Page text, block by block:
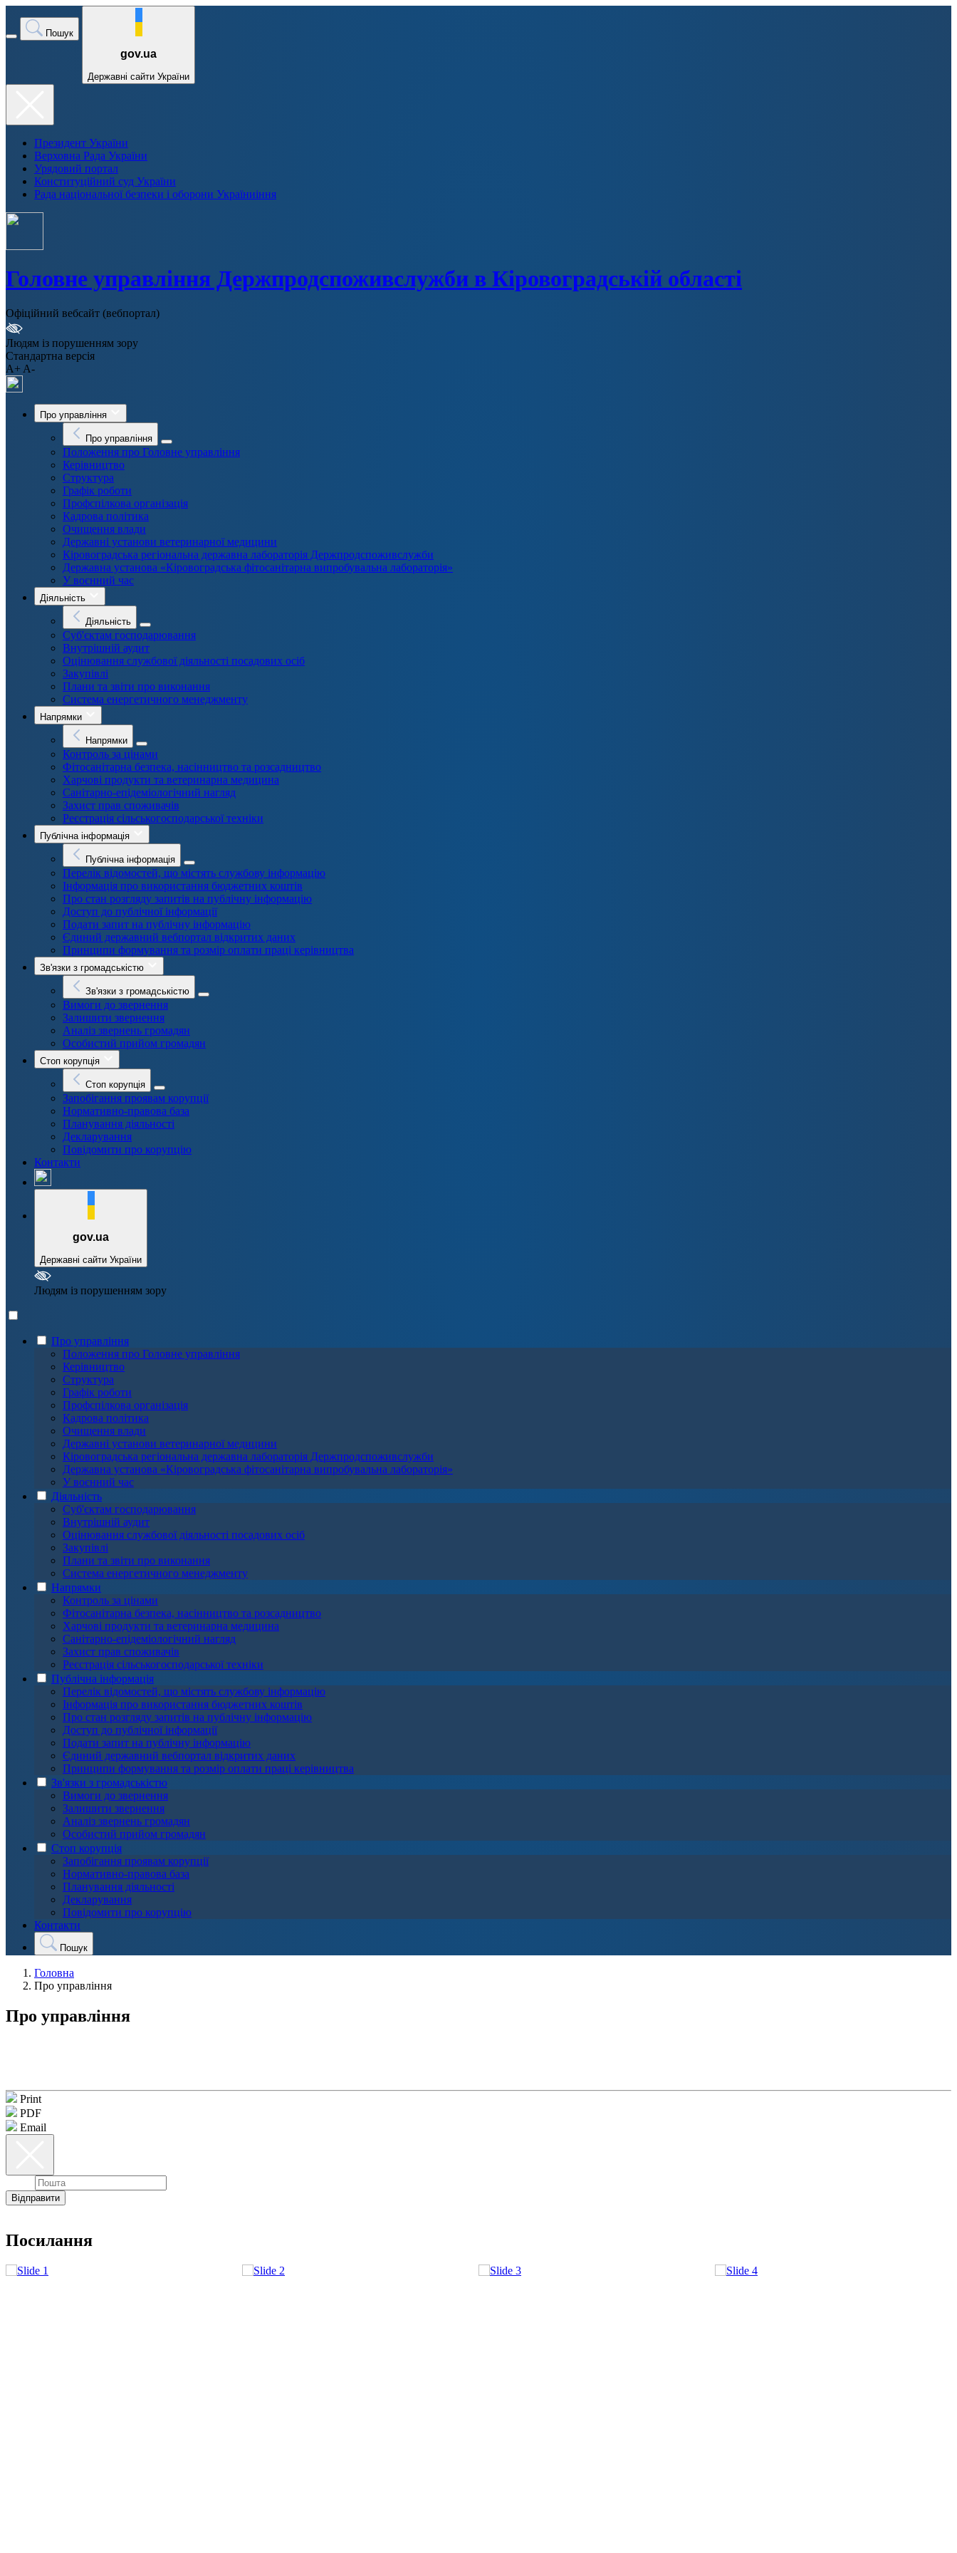
Пошук
gov.ua
Державні сайти України
Президент України
Верховна Рада України
Урядовий портал
Конституційний суд України
Рада національної безпеки і оборони Україниіння
Головне управління Держпродспоживслужби в Кіровоградській області
Офіційний вебсайт (вебпортал)
Людям із порушенням зору
Стандартна версія
A+ A-
Про управління
Про управління
Положення про Головне управління
Керівництво
Структура
Графік роботи
Профспілкова організація
Кадрова політика
Очищення влади
Державні установи ветеринарної медицини
Кіровоградська регіональна державна лабораторія Держпродспоживслужби
Державна установа «Кіровоградська фітосанітарна випробувальна лабораторія»
У воєнний час
Діяльність
Діяльність
Суб'єктам господарювання
Внутрішній аудит
Оцінювання службової діяльності посадових осіб
Закупівлі
Плани та звіти про виконання
Система енергетичного менеджменту
Напрямки
Напрямки
Контроль за цінами
Фітосанітарна безпека, насінництво та розсадництво
Харчові продукти та ветеринарна медицина
Санітарно-епідеміологічний нагляд
Захист прав споживачів
Реєстрація сільськогосподарської техніки
Публічна інформація
Публічна інформація
Перелік відомостей, що містять службову інформацію
Інформація про використання бюджетних коштів
Про стан розгляду запитів на публічну інформацію
Доступ до публічної інформації
Подати запит на публічну інформацію
Єдиний державний вебпортал відкритих даних
Принципи формування та розмір оплати праці керівництва
Зв'язки з громадськістю
Зв'язки з громадськістю
Вимоги до звернення
Залишити звернення
Аналіз звернень громадян
Особистий прийом громадян
Стоп корупція
Стоп корупція
Запобігання проявам корупції
Нормативно-правова база
Планування діяльності
Декларування
Повідомити про корупцію
Контакти
gov.ua
Державні сайти України
Людям із порушенням зору
Про управління
Положення про Головне управління
Керівництво
Структура
Графік роботи
Профспілкова організація
Кадрова політика
Очищення влади
Державні установи ветеринарної медицини
Кіровоградська регіональна державна лабораторія Держпродспоживслужби
Державна установа «Кіровоградська фітосанітарна випробувальна лабораторія»
У воєнний час
Діяльність
Суб'єктам господарювання
Внутрішній аудит
Оцінювання службової діяльності посадових осіб
Закупівлі
Плани та звіти про виконання
Система енергетичного менеджменту
Напрямки
Контроль за цінами
Фітосанітарна безпека, насінництво та розсадництво
Харчові продукти та ветеринарна медицина
Санітарно-епідеміологічний нагляд
Захист прав споживачів
Реєстрація сільськогосподарської техніки
Публічна інформація
Перелік відомостей, що містять службову інформацію
Інформація про використання бюджетних коштів
Про стан розгляду запитів на публічну інформацію
Доступ до публічної інформації
Подати запит на публічну інформацію
Єдиний державний вебпортал відкритих даних
Принципи формування та розмір оплати праці керівництва
Зв'язки з громадськістю
Вимоги до звернення
Залишити звернення
Аналіз звернень громадян
Особистий прийом громадян
Стоп корупція
Запобігання проявам корупції
Нормативно-правова база
Планування діяльності
Декларування
Повідомити про корупцію
Контакти
Пошук
Головна
Про управління
Про управління
Print
PDF
Email
Відправити
Посилання